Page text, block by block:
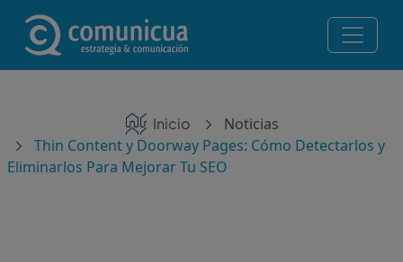
Navegación principal
Contacto
Ruta de navegación
Inicio
Noticias
Thin Content y Doorway Pages: Cómo Detectarlos y
Eliminarlos Para Mejorar Tu SEO